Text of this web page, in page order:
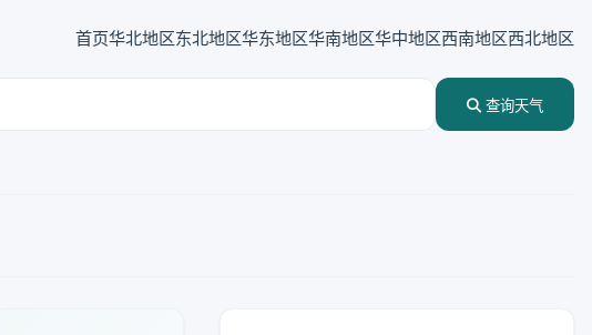
首页华北地区东北地区华东地区华南地区华中地区西南地区西北地区
查询天气